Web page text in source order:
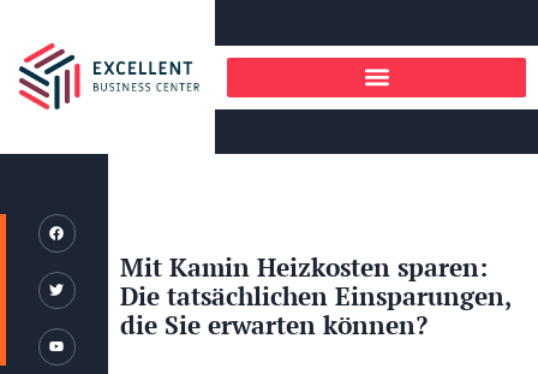
Mit Kamin Heizkosten sparen:
Die tatsächlichen Einsparungen,
die Sie erwarten können?